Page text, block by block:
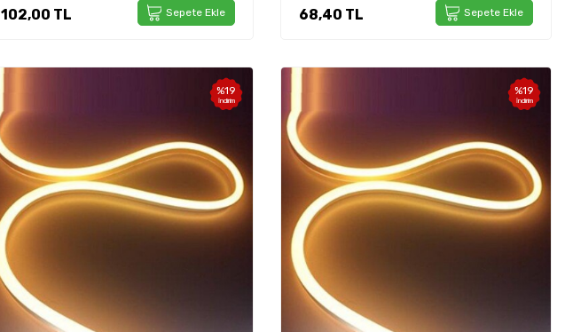
102,00 TL Sepete Ekle 68,40 TL Sepete Ekle
%19
İndirim
%19
İndirim